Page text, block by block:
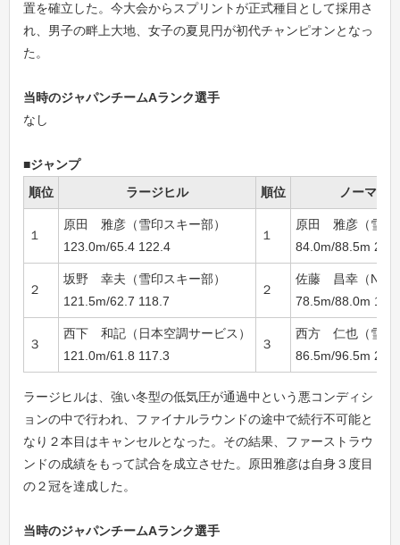
置を確立した。今大会からスプリントが正式種目として採用さ
れ、男子の畔上大地、女子の夏見円が初代チャンピオンとなっ
た。
当時のジャパンチームAランク選手
なし
■ジャンプ
順位
ラージヒル 順位 ノーマル
１
原田 雅彦（雪印スキー部）
123.0m/65.4 122.4
１
原田 雅彦（雪印
84.0m/88.5m
２
坂野 幸夫（雪印スキー部）
121.5m/62.7 118.7
２
佐藤 昌幸（NTT
78.5m/88.0m
３
西下 和記（日本空調サービス）
121.0m/61.8 117.3
３
西方 仁也（雪印
86.5m/96.5m
ラージヒルは、強い冬型の低気圧が通過中という悪コンディシ
ョンの中で行われ、ファイナルラウンドの途中で続行不可能と
なり２本目はキャンセルとなった。その結果、ファーストラウ
ンドの成績をもって試合を成立させた。原田雅彦は自身３度目
の２冠を達成した。
当時のジャパンチームAランク選手